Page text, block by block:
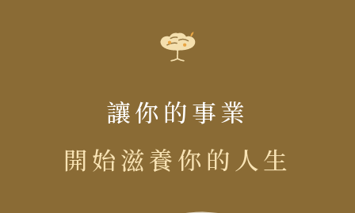
讓你的事業
開始滋養你的人生